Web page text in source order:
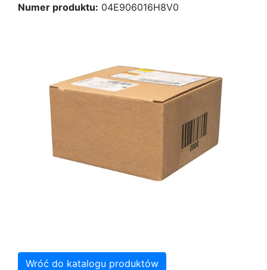
Numer produktu: 04E906016H8V0
Wróć do katalogu produktów